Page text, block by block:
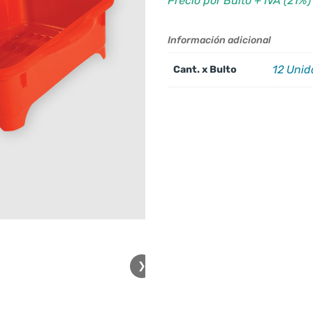
❯
Información adicional
Cant. x Bulto 12